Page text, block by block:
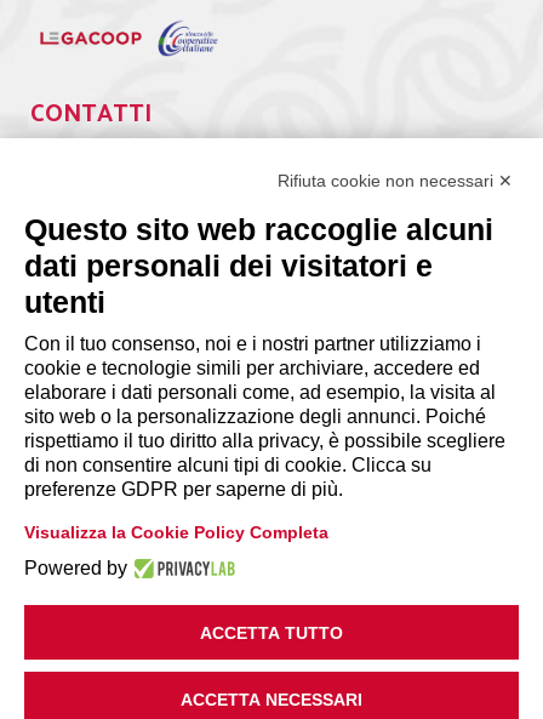
CONTATTI
segreteria@lps.coop
INFORMAZIONI
Disclaimer
Privacy Policy
Cookie Policy|Modifica preferenze
Rifiuta cookie non necessari ✕
Questo sito web raccoglie alcuni
dati personali dei visitatori e
utenti
Con il tuo consenso, noi e i nostri partner utilizziamo i
cookie e tecnologie simili per archiviare, accedere ed
elaborare i dati personali come, ad esempio, la visita al
sito web o la personalizzazione degli annunci. Poiché
rispettiamo il tuo diritto alla privacy, è possibile scegliere
di non consentire alcuni tipi di cookie. Clicca su
preferenze GDPR per saperne di più.
Visualizza la Cookie Policy Completa
Powered by
ACCETTA TUTTO
ACCETTA NECESSARI